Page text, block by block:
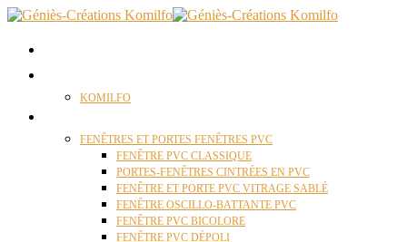
KOMILFO
FENÊTRES ET PORTES FENÊTRES PVC
FENÊTRE PVC CLASSIQUE
PORTES-FENÊTRES CINTRÉES EN PVC
FENÊTRE ET PORTE PVC VITRAGE SABLÉ
FENÊTRE OSCILLO-BATTANTE PVC
FENÊTRE PVC BICOLORE
FENÊTRE PVC DÉPOLI